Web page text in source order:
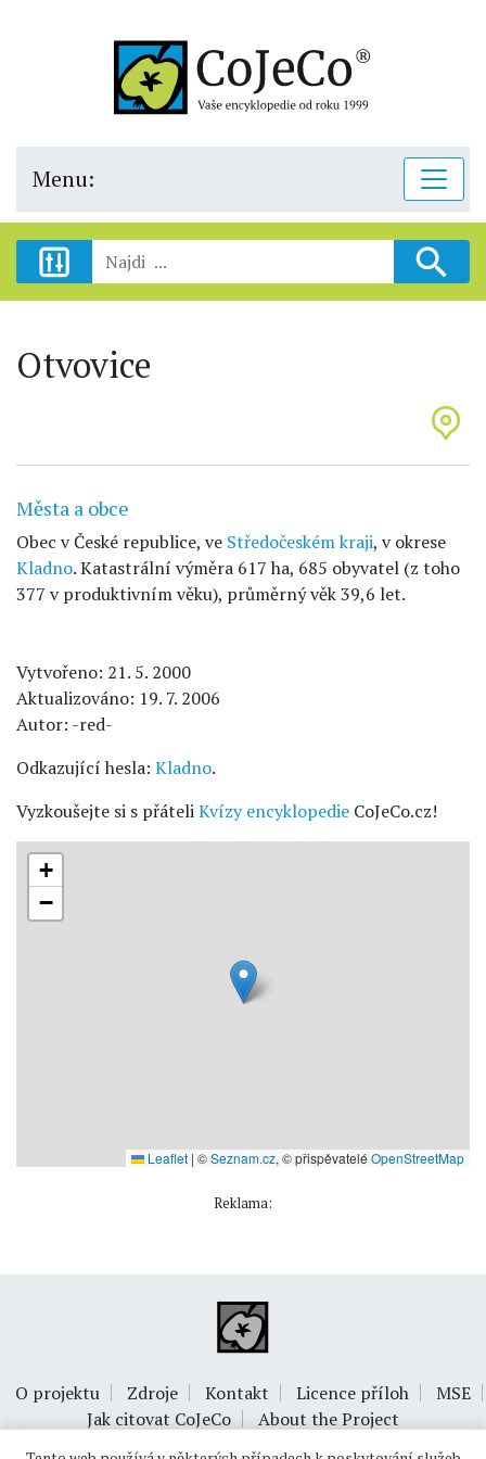
Menu:
Otvovice
Města a obce
Obec v České republice, ve Středočeském kraji, v okrese
Kladno. Katastrální výměra 617 ha, 685 obyvatel (z toho
377 v produktivním věku), průměrný věk 39,6 let.
Vytvořeno: 21. 5. 2000
Aktualizováno: 19. 7. 2006
Autor: -red-
Odkazující hesla: Kladno.
Vyzkoušejte si s přáteliKvízy encyklopedie CoJeCo.cz!
+
−
Leaflet | ©Seznam.cz, © přispěvatelé OpenStreetMap
Reklama:
O projektu Zdroje Kontakt Licence příloh
MSE
Jak citovat CoJeCo
About the Project